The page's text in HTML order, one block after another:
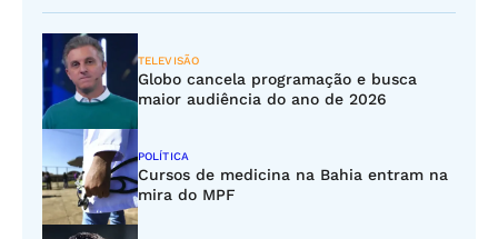
TELEVISÃO
Globo cancela programação e busca
maior audiência do ano de 2026
POLÍTICA
Cursos de medicina na Bahia entram na
mira do MPF